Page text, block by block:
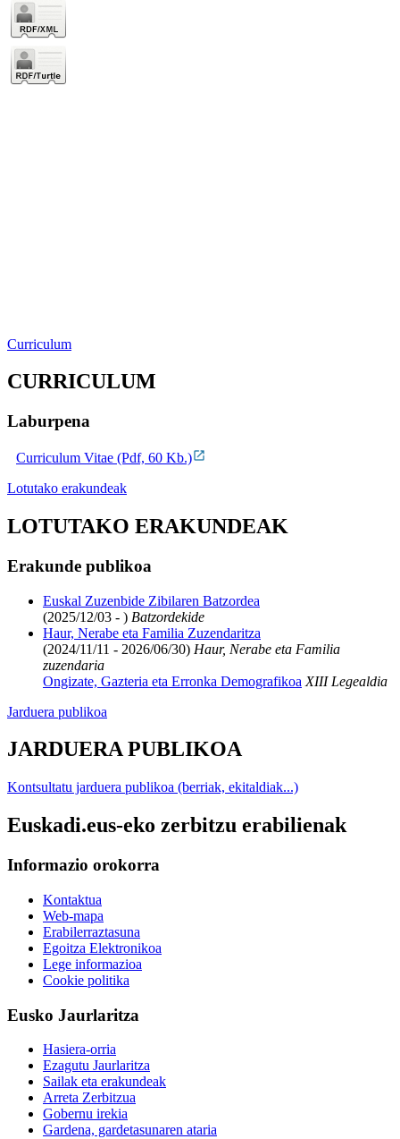
Curriculum
CURRICULUM
Laburpena
Curriculum Vitae (Pdf, 60 Kb.)
Lotutako erakundeak
LOTUTAKO ERAKUNDEAK
Erakunde publikoa
Euskal Zuzenbide Zibilaren Batzordea
(2025/12/03 - ) Batzordekide
Haur, Nerabe eta Familia Zuzendaritza
(2024/11/11 - 2026/06/30) Haur, Nerabe eta Familia
zuzendaria
Ongizate, Gazteria eta Erronka Demografikoa XIII Legealdia
Jarduera publikoa
JARDUERA PUBLIKOA
Kontsultatu jarduera publikoa (berriak, ekitaldiak...)
Euskadi.eus-eko zerbitzu erabilienak
Informazio orokorra
Kontaktua
Web-mapa
Erabilerraztasuna
Egoitza Elektronikoa
Lege informazioa
Cookie politika
Eusko Jaurlaritza
Hasiera-orria
Ezagutu Jaurlaritza
Sailak eta erakundeak
Arreta Zerbitzua
Gobernu irekia
Gardena, gardetasunaren ataria